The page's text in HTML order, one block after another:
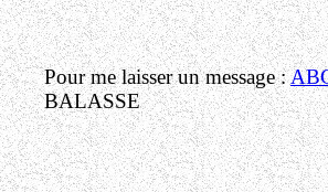
Pour me laisser un message :
BALASSE